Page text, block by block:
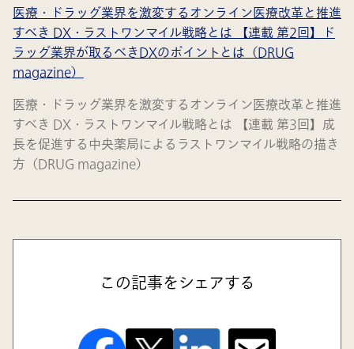
医療・ドラッグ業界を激変するオンライン医療改革と推進
すべき DX・ラストワンマイル戦略とは 【連載 第2回】ド
ラッグ業界が取るべきDXのポイントとは（DRUG
magazine）
医療・ドラッグ業界を激変するオンライン医療改革と推進
すべき DX・ラストワンマイル戦略とは 【連載 第3回】成
長を促進する中央薬局によるラストワンマイル戦略の描き
方（DRUG magazine）
この記事をシェアする